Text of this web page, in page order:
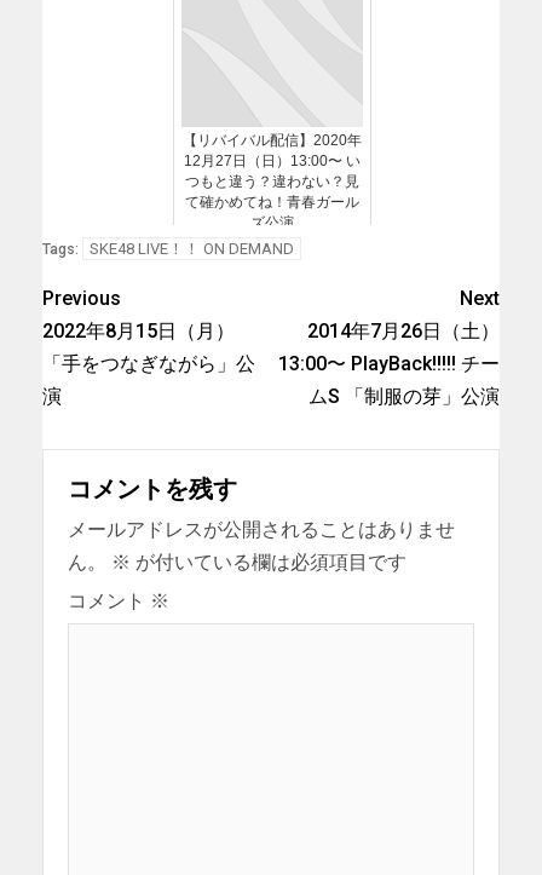
【リバイバル配信】2020年
12月27日（日）13:00〜 い
つもと違う？違わない？見
て確かめてね！青春ガール
ズ公演
Tags:
SKE48 LIVE！！ ON DEMAND
Previous
2022年8月15日（月）
「手をつなぎながら」公
演
Next
2014年7月26日（土）
13:00〜 PlayBack!!!!! チー
ムS 「制服の芽」公演
コメントを残す
メールアドレスが公開されることはありませ
ん。
※ が付いている欄は必須項目です
コメント ※